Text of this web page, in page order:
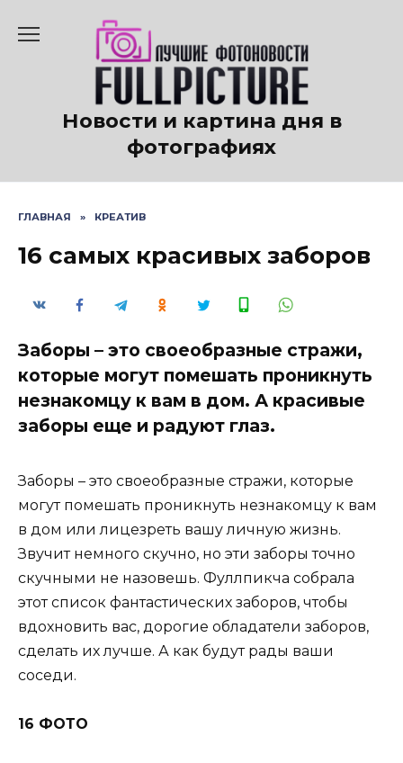
содержанию
Новости и картина дня в
фотографиях
ГЛАВНАЯ » КРЕАТИВ
16 самых красивых заборов
Заборы – это своеобразные стражи,
которые могут помешать проникнуть
незнакомцу к вам в дом. А красивые
заборы еще и радуют глаз.
Заборы – это своеобразные стражи, которые
могут помешать проникнуть незнакомцу к вам
в дом или лицезреть вашу личную жизнь.
Звучит немного скучно, но эти заборы точно
скучными не назовешь. Фуллпикча собрала
этот список фантастических заборов, чтобы
вдохновить вас, дорогие обладатели заборов,
сделать их лучше. А как будут рады ваши
соседи.
16 ФОТО